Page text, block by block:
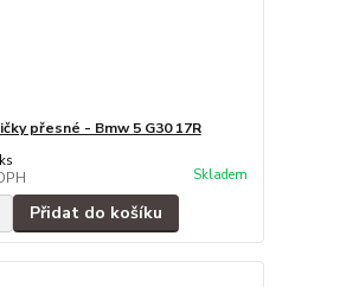
přesné - Bmw 5 G30 17R
Skladem
Přidat do košíku